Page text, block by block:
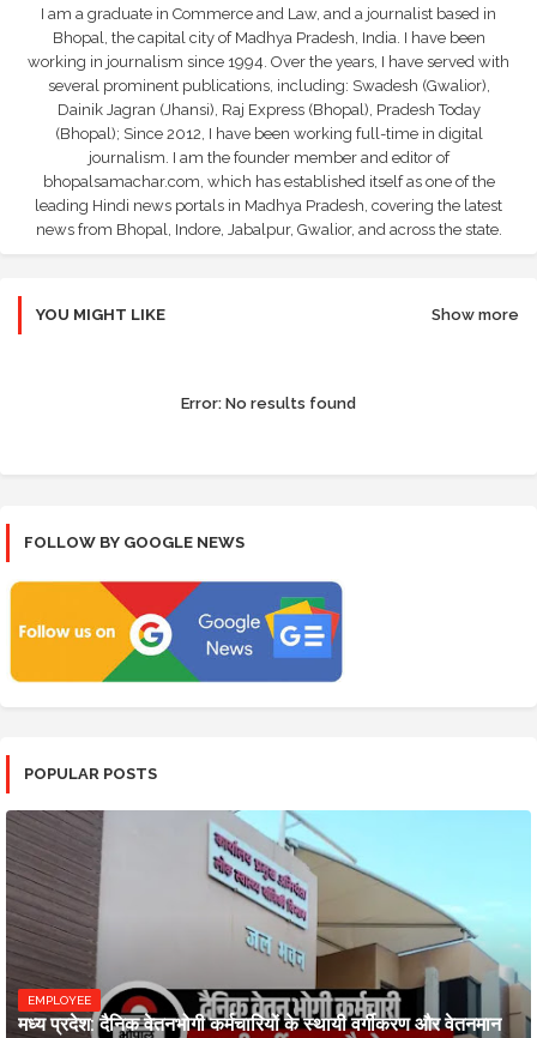
I am a graduate in Commerce and Law, and a journalist based in
Bhopal, the capital city of Madhya Pradesh, India. I have been
working in journalism since 1994. Over the years, I have served with
several prominent publications, including: Swadesh (Gwalior),
Dainik Jagran (Jhansi), Raj Express (Bhopal), Pradesh Today
(Bhopal); Since 2012, I have been working full-time in digital
journalism. I am the founder member and editor of
bhopalsamachar.com, which has established itself as one of the
leading Hindi news portals in Madhya Pradesh, covering the latest
news from Bhopal, Indore, Jabalpur, Gwalior, and across the state.
YOU MIGHT LIKE Show more
Error: No results found
FOLLOW BY GOOGLE NEWS
POPULAR POSTS
EMPLOYEE
मध्य प्रदेश: दैनिक वेतनभोगी कर्मचारियों के स्थायी वर्गीकरण और वेतनमान